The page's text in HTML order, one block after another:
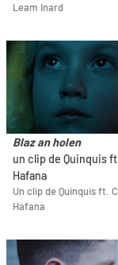
Leam Inard
Blaz an holen
un clip de Quinquis
Hafana
Un clip de Quinquis ft.
Hafana